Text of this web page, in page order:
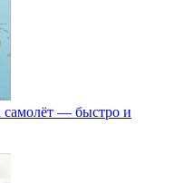
— быстро и